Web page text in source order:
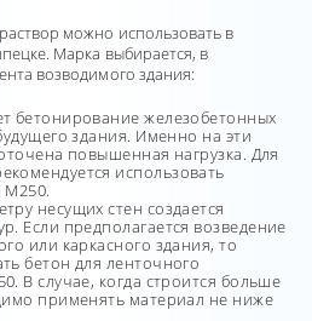
можно использовать в
Марка выбирается, в
возводимого здания:
бетонирование железобетонных
здания. Именно на эти
повышенная нагрузка. Для
использовать
М250.
несущих стен создается
Если предполагается возведение
или каркасного здания, то
бетон для ленточного
В случае, когда строится больше
применять материал не ниже